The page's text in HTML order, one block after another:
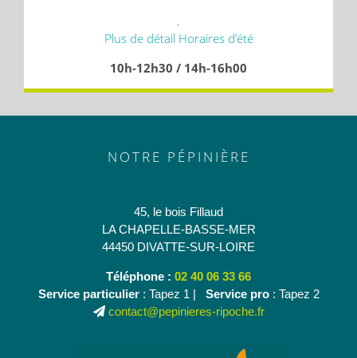
.
Plus de détail Horaires d’été
10h-12h30 / 14h-16h00
NOTRE PÉPINIÈRE
45, le bois Fillaud
LA CHAPELLE-BASSE-MER
44450 DIVATTE-SUR-LOIRE
Téléphone : 02 40 06 33 66
Service particulier: Tapez 1 | Service pro: Tapez 2
contact@pepinieres-ripoche.fr